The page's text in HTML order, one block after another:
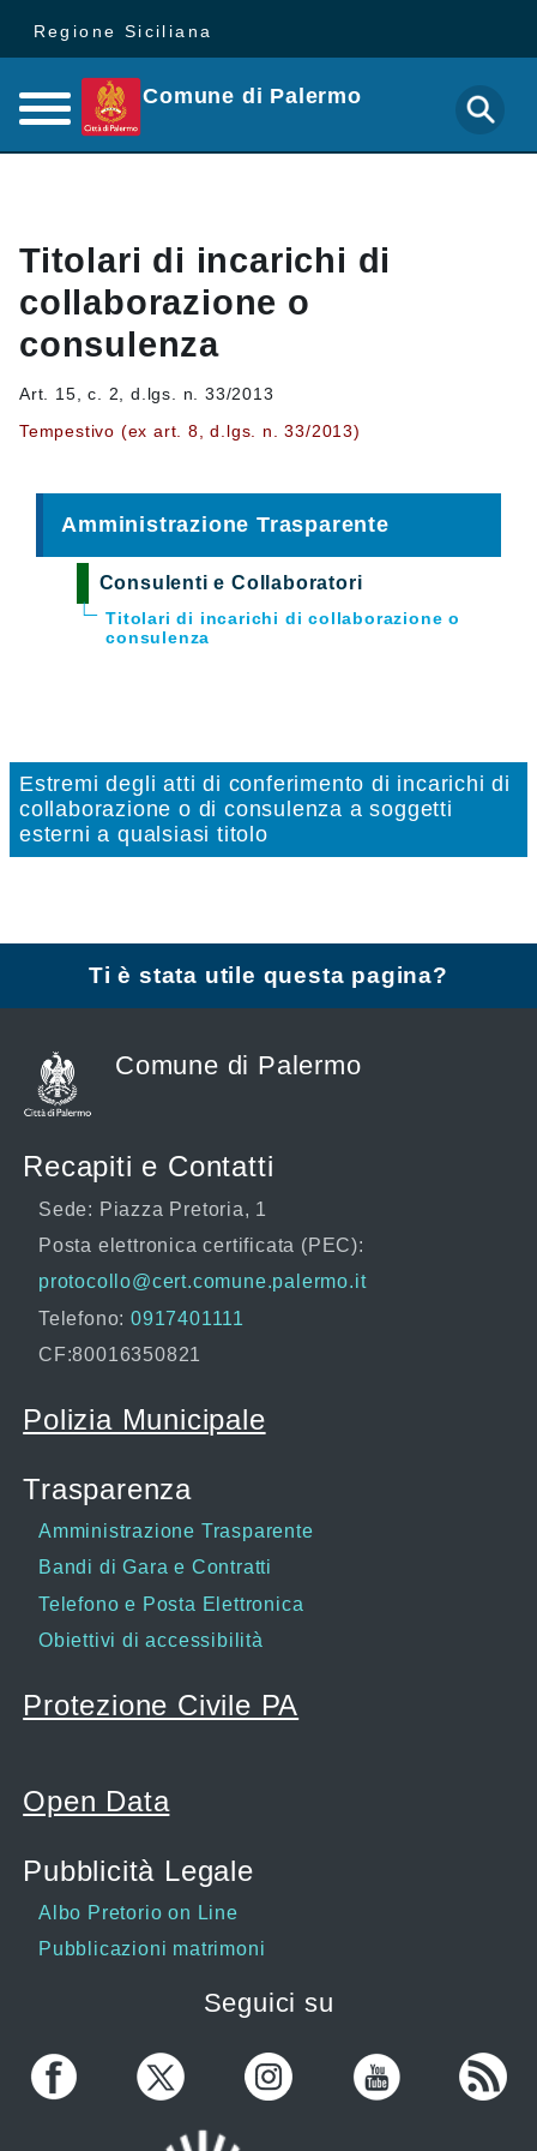
Regione Siciliana
Comune di Palermo
Titolari di incarichi di
collaborazione o
consulenza
Art. 15, c. 2, d.lgs. n. 33/2013
Tempestivo (ex art. 8, d.lgs. n. 33/2013)
Amministrazione Trasparente
Consulenti e Collaboratori
Titolari di incarichi di collaborazione o
consulenza
Estremi degli atti di conferimento di incarichi di
collaborazione o di consulenza a soggetti
esterni a qualsiasi titolo
Ti è stata utile questa pagina?
Comune di Palermo
Recapiti e Contatti
Sede: Piazza Pretoria, 1
Posta elettronica certificata (PEC):
protocollo@cert.comune.palermo.it
Telefono: 0917401111
CF:80016350821
Polizia Municipale
Trasparenza
Amministrazione Trasparente
Bandi di Gara e Contratti
Telefono e Posta Elettronica
Obiettivi di accessibilità
Protezione Civile PA
Open Data
Pubblicità Legale
Albo Pretorio on Line
Pubblicazioni matrimoni
Seguici su